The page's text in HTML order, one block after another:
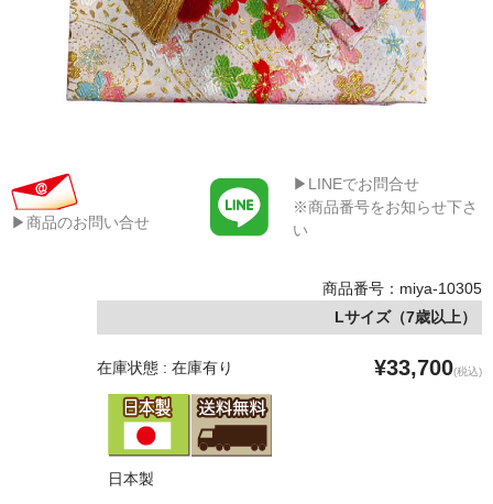
▶商品のお問い合せ
▶LINEでお問合せ
※商品番号をお知らせ下さ
い
商品番号：miya-10305
Lサイズ（7歳以上）
在庫状態 : 在庫有り ¥33,700(税込)
日本製